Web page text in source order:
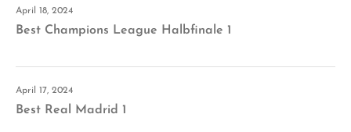
April 18, 2024
Best Champions League Halbfinale 1
April 17, 2024
Best Real Madrid 1